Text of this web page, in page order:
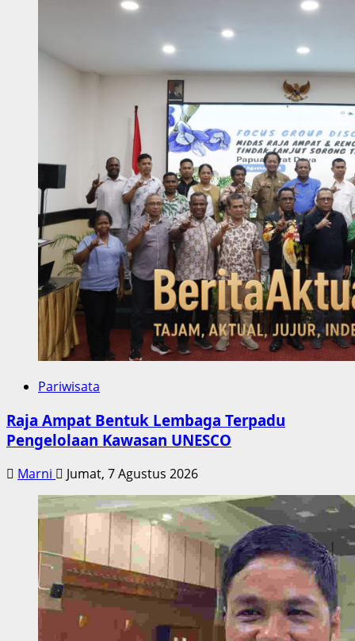
Pariwisata
Raja Ampat Bentuk Lembaga Terpadu
Pengelolaan Kawasan UNESCO
Marni Jumat, 7 Agustus 2026